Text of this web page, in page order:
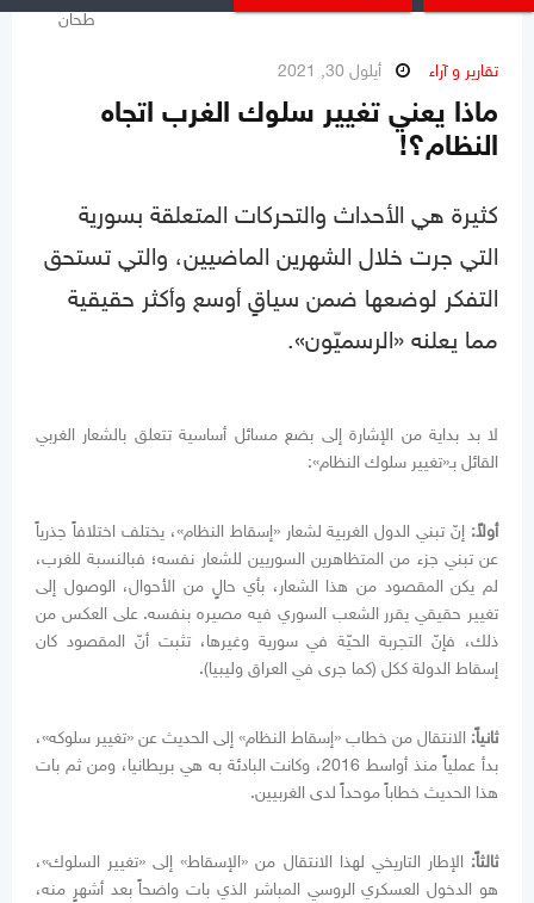
تقارير و آراء أيلول 30, 2021
ماذا يعني تغيير سلوك الغرب اتجاه
النظام؟!
كثيرة هي الأحداث والتحركات المتعلقة بسورية
التي جرت خلال الشهرين الماضيين، والتي تستحق
التفكر لوضعها ضمن سياقٍ أوسع وأكثر حقيقية
مما يعلنه «الرسميّون».
لا بد بداية من الإشارة إلى بضع مسائل أساسية تتعلق بالشعار الغربي
القائل بـ«تغيير سلوك النظام»:
أولاً: إنّ تبني الدول الغربية لشعار «إسقاط النظام»، يختلف اختلافاً جذرياً
عن تبني جزء من المتظاهرين السوريين للشعار نفسه؛ فبالنسبة للغرب،
لم يكن المقصود من هذا الشعار، بأي حالٍ من الأحوال، الوصول إلى
تغيير حقيقي يقرر الشعب السوري فيه مصيره بنفسه. على العكس من
ذلك، فإنّ التجربة الحيّة في سورية وغيرها، تثبت أنّ المقصود كان
إسقاط الدولة ككل (كما جرى في العراق وليبيا).
ثانياً: الانتقال من خطاب «إسقاط النظام» إلى الحديث عن «تغيير سلوكه»،
بدأ عملياً منذ أواسط 2016، وكانت البادئة به هي بريطانيا، ومن ثم بات
هذا الحديث خطاباً موحداً لدى الغربيين.
ثالثاً: الإطار التاريخي لهذا الانتقال من «الإسقاط» إلى «تغيير السلوك»،
هو الدخول العسكري الروسي المباشر الذي بات واضحاً بعد أشهرٍ منه،